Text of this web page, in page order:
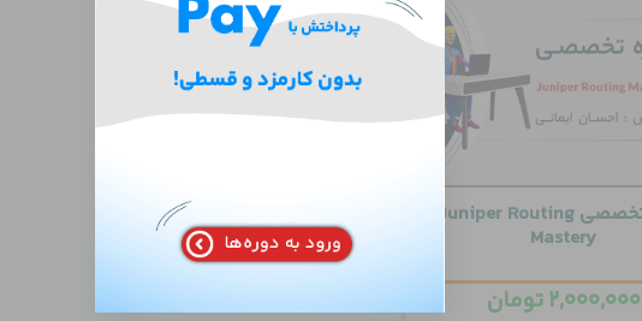
دوره تخصصی Juniper Routing
Mastery
۲,۰۰۰,۰۰۰تومان